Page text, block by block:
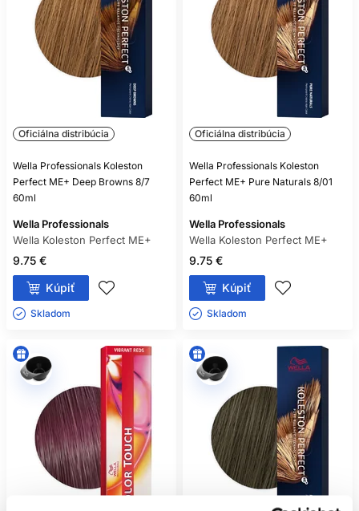
Oficiálna distribúcia
Wella Professionals Koleston
Perfect ME+ Deep Browns 8/7
60ml
Wella Professionals
Wella Koleston Perfect ME+
9.75 €
Kúpiť
Skladom ㅤ
Oficiálna distribúcia
Wella Professionals Koleston
Perfect ME+ Pure Naturals 8/01
60ml
Wella Professionals
Wella Koleston Perfect ME+
9.75 €
Kúpiť
Skladom ㅤ